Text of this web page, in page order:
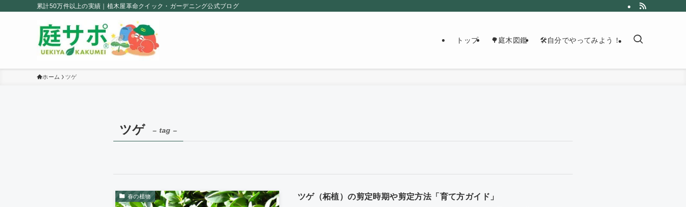
累計50万件以上の実績｜植木屋革命クイック・ガーデニング公式ブログ
トップ 🌳庭木図鑑 🛠自分でやってみよう！
ホーム ツゲ
ツゲ – tag –
春の植物 ツゲ（柘植）の剪定時期や剪定方法「育て方ガイド」